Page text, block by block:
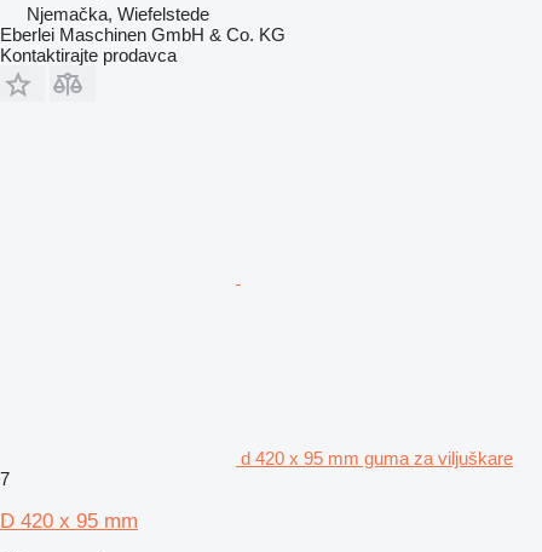
Njemačka, Wiefelstede
Eberlei Maschinen GmbH & Co. KG
Kontaktirajte prodavca
d 420 x 95 mm guma za viljuškare
7
D 420 x 95 mm